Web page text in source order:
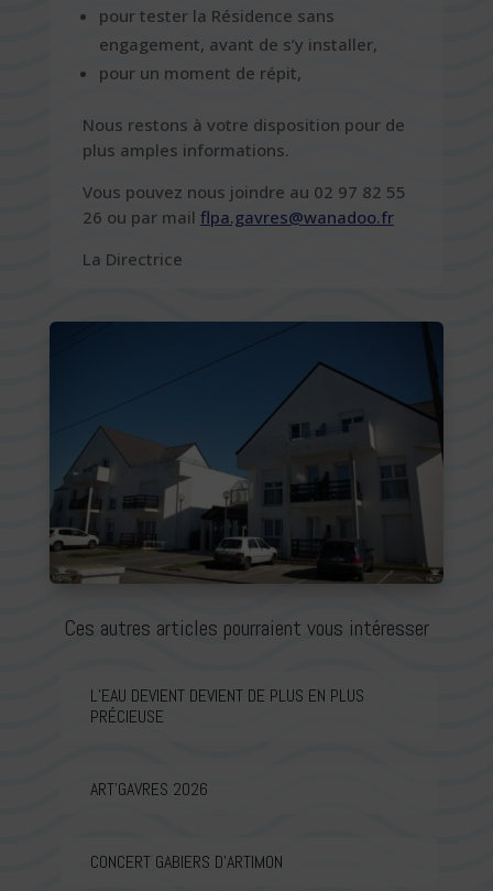
pour tester la Résidence sans
engagement, avant de s’y installer,
pour un moment de répit,
Nous restons à votre disposition pour de
plus amples informations.
Vous pouvez nous joindre au 02 97 82 55
26 ou par mail flpa.gavres@wanadoo.fr
La Directrice
Ces autres articles pourraient vous intéresser
L’EAU DEVIENT DEVIENT DE PLUS EN PLUS
PRÉCIEUSE
ART’GAVRES 2026
CONCERT GABIERS D’ARTIMON